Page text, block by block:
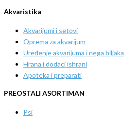
Akvaristika
Akvarijumi i setovi
Oprema za akvarijum
Uređenje akvarijuma i nega biljaka
Hrana i dodaci ishrani
Apoteka i preparati
PREOSTALI ASORTIMAN
Psi